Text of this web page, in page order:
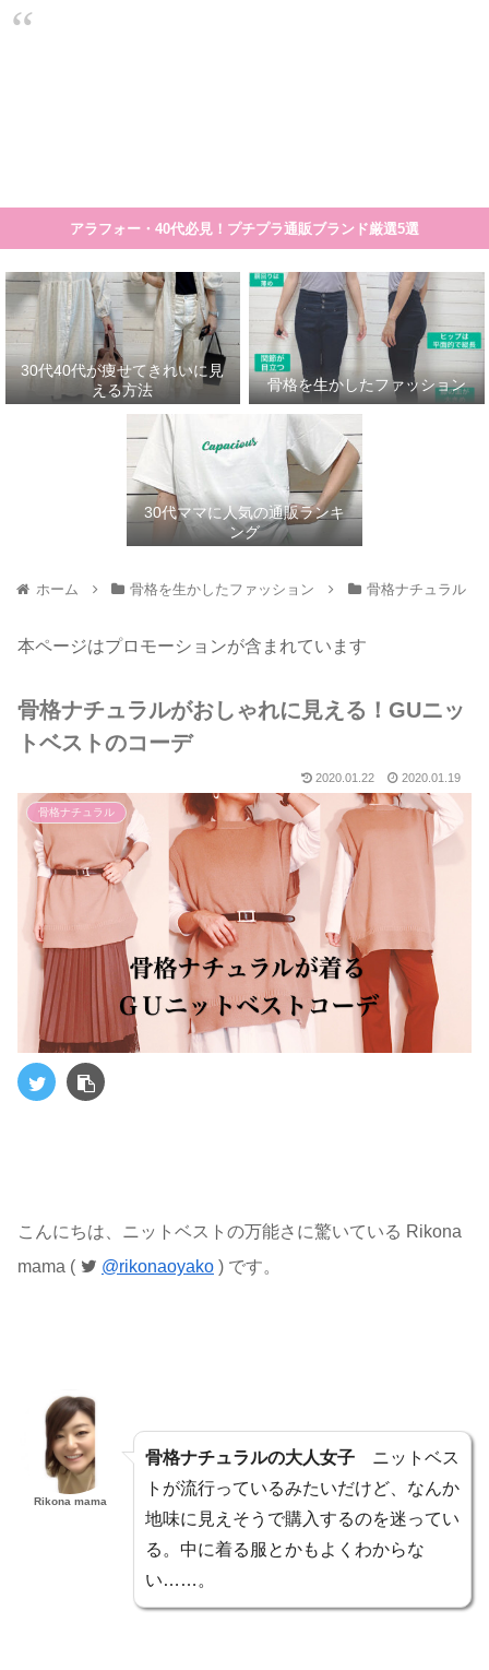
アラフォー・40代必見！プチプラ通販ブランド厳選5選
30代40代が痩せてきれいに見
える方法
骨格を生かしたファッション
30代ママに人気の通販ランキ
ング
ホーム 骨格を生かしたファッション 骨格ナチュラル
本ページはプロモーションが含まれています
骨格ナチュラルがおしゃれに見える！GUニッ
トベストのコーデ
2020.01.22 2020.01.19
骨格ナチュラル
こんにちは、ニットベストの万能さに驚いている Rikona
mama (
@rikonaoyako ) です。
Rikona mama
骨格ナチュラルの大人女子 ニットベス
トが流行っているみたいだけど、なんか
地味に見えそうで購入するのを迷ってい
る。中に着る服とかもよくわからな
い……。